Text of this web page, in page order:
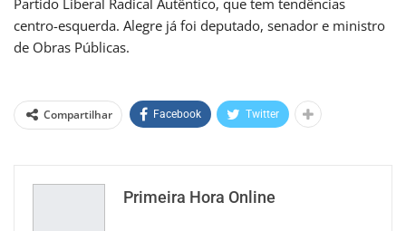
Partido Liberal Radical Autêntico, que tem tendências
centro-esquerda. Alegre já foi deputado, senador e ministro
de Obras Públicas.
Compartilhar Facebook Twitter
Primeira Hora Online